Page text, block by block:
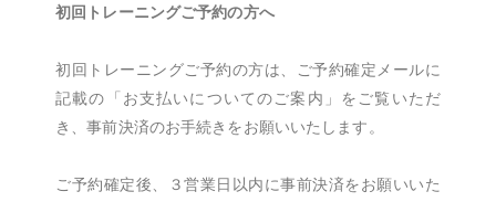
初回トレーニングご予約の方へ
初回トレーニングご予約の方は、ご予約確定メールに
記載の「お支払いについてのご案内」をご覧いただ
き、事前決済のお手続きをお願いいたします。
ご予約確定後、３営業日以内に事前決済をお願いいた